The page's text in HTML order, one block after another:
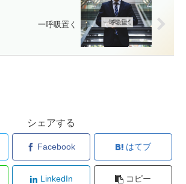
一呼吸置く
シェアする
Facebook はてブ
LinkedIn コピー